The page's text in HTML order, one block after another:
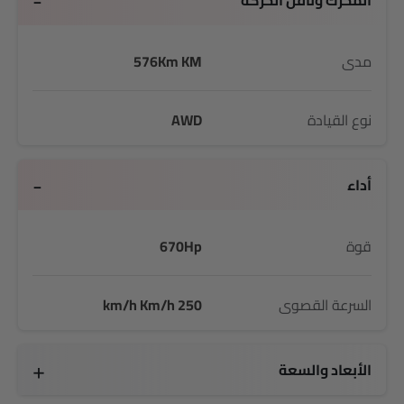
مدى 576Km KM
نوع القيادة AWD
أداء
قوة 670Hp
السرعة القصوى 250 km/h Km/h
الأبعاد والسعة